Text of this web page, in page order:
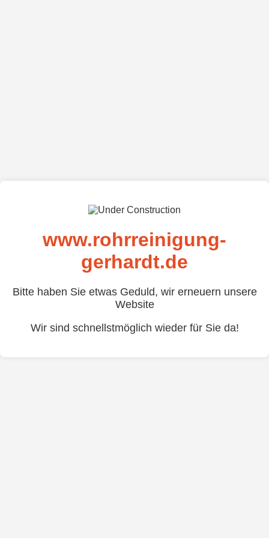
www.rohrreinigung-
gerhardt.de
Bitte haben Sie etwas Geduld, wir erneuern unsere
Website
Wir sind schnellstmöglich wieder für Sie da!